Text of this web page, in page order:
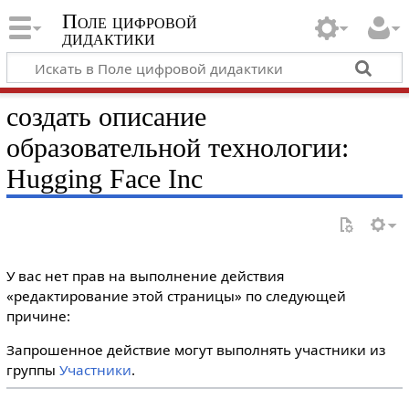
Поле цифровой
дидактики
создать описание
образовательной технологии:
Hugging Face Inc
У вас нет прав на выполнение действия
«редактирование этой страницы» по следующей
причине:
Запрошенное действие могут выполнять участники из
группы Участники.